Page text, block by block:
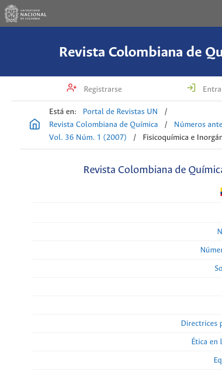
Revista Colombiana de
Registrarse
Está en: Portal de Revistas UN
/
Revista Colombiana de Química
/
Números
Vol. 36 Núm. 1 (2007)
/ Fisicoquímica e
Revista Colombiana de
Directrices
Ética en